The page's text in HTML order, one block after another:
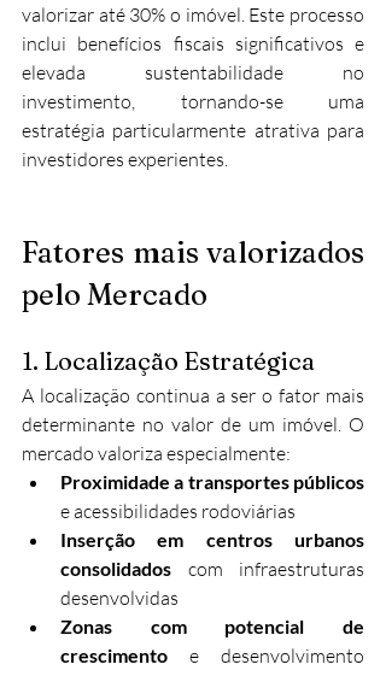
valorizar até 30% o imóvel. Este processo
inclui benefícios fiscais significativos e
elevada sustentabilidade no
investimento, tornando-se uma
estratégia particularmente atrativa para
investidores experientes.​
Fatores mais valorizados
pelo Mercado
1. Localização Estratégica
A localização continua a ser o fator mais
determinante no valor de um imóvel. O
mercado valoriza especialmente:​
Proximidade a transportes públicos
e acessibilidades rodoviárias
Inserção em centros urbanos
consolidados com infraestruturas
desenvolvidas
Zonas com potencial de
crescimento e desenvolvimento